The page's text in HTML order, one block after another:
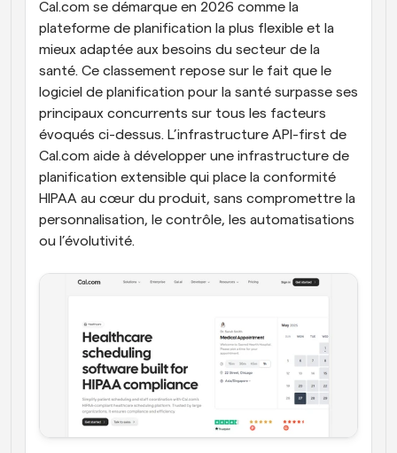
Cal.com se démarque en 2026 comme la
plateforme de planification la plus flexible et la
mieux adaptée aux besoins du secteur de la
santé. Ce classement repose sur le fait que le
logiciel de planification pour la santé surpasse ses
principaux concurrents sur tous les facteurs
évoqués ci-dessus. L’infrastructure API-first de
Cal.com aide à développer une infrastructure de
planification extensible qui place la conformité
HIPAA au cœur du produit, sans compromettre la
personnalisation, le contrôle, les automatisations
ou l’évolutivité.